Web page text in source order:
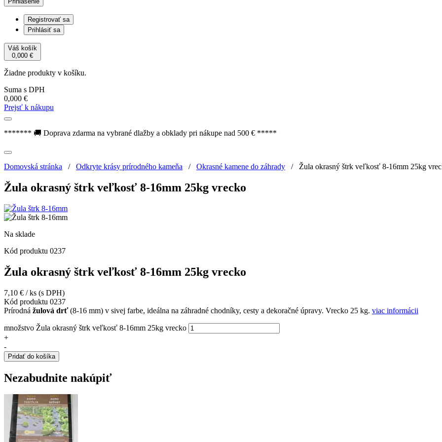
Registrovať sa
Prihlásiť sa
Váš košík
0,000 €
Žiadne produkty v košíku.
Suma s DPH
0,000 €
Prejsť k nákupu
******* 🚚 Doprava zdarma na vybrané dlažby a obklady pri nákupe nad 500 € *****
Domovská stránka / Odkryte krásy prírodného kameňa / Okrasné kamene do záhrady / Žula okrasný štrk veľkosť 8-16mm 25kg
Žula okrasný štrk veľkosť 8-16mm 25kg vrecko
Na sklade
Kód produktu 0237
Žula okrasný štrk veľkosť 8-16mm 25kg vrecko
7,10 € / ks (s DPH)
Kód produktu 0237
Prírodná žulová drť(8-16 mm) v sivej farbe, ideálna na záhradné chodníky, cesty a dekoračné úpravy. Vrecko 25 kg. viac informácii
množstvo Žula okrasný štrk veľkosť 8-16mm 25kg vrecko
+
-
Pridať do košíka
Nezabudnite nakúpiť